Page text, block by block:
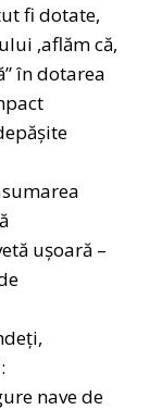
fi dotate,
,aflăm că,
în dotarea
ușoară –
nave de